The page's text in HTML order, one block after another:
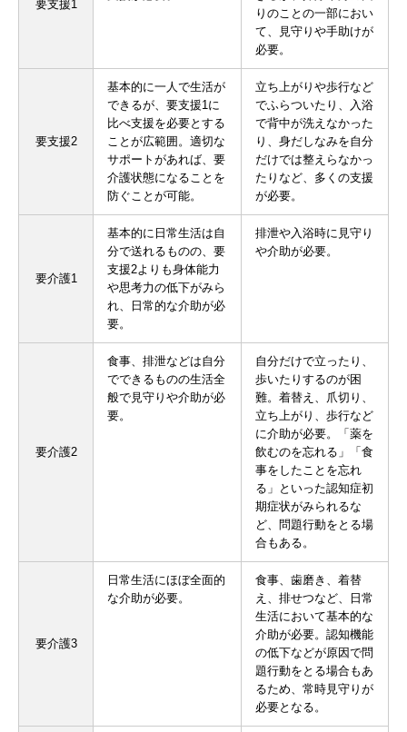
要支援1
りのことの一部におい
て、見守りや手助けが
必要。
要支援2
基本的に一人で生活が
できるが、要支援1に
比べ支援を必要とする
ことが広範囲。適切な
サポートがあれば、要
介護状態になることを
防ぐことが可能。
立ち上がりや歩行など
でふらついたり、入浴
で背中が洗えなかった
り、身だしなみを自分
だけでは整えらなかっ
たりなど、多くの支援
が必要。
要介護1
基本的に日常生活は自
分で送れるものの、要
支援2よりも身体能力
や思考力の低下がみら
れ、日常的な介助が必
要。
排泄や入浴時に見守り
や介助が必要。
要介護2
食事、排泄などは自分
でできるものの生活全
般で見守りや介助が必
要。
自分だけで立ったり、
歩いたりするのが困
難。着替え、爪切り、
立ち上がり、歩行など
に介助が必要。「薬を
飲むのを忘れる」「食
事をしたことを忘れ
る」といった認知症初
期症状がみられるな
ど、問題行動をとる場
合もある。
要介護3
日常生活にほぼ全面的
な介助が必要。
食事、歯磨き、着替
え、排せつなど、日常
生活において基本的な
介助が必要。認知機能
の低下などが原因で問
題行動をとる場合もあ
るため、常時見守りが
必要となる。